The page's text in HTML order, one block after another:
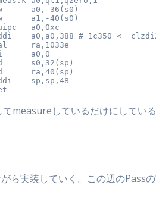
a0,-36(s0)
a1,-40(s0)
a0,0xc
a0,a0,388 # 1c350
ra,1033e
a0,0
s0,32(sp)
ra,40(sp)
sp,sp,48
measureしているだけにしてい
ら実装していく。この辺の